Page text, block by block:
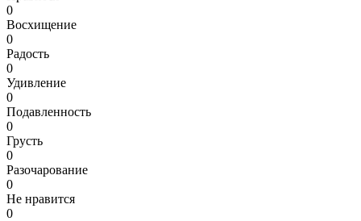
0
Восхищение
0
Радость
0
Удивление
0
Подавленность
0
Грусть
0
Разочарование
0
Не нравится
0